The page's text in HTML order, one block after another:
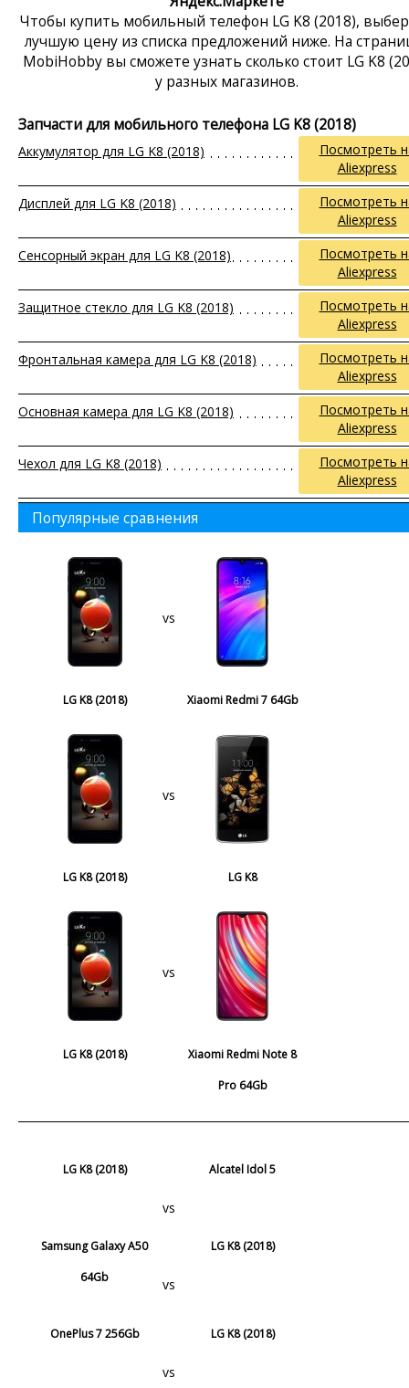
Чтобы купить мобильный телефон LG K8 (2018),
лучшую цену из списка предложений ниже. На
MobiHobby вы сможете узнать сколько стоит LG K8
у разных магазинов.
Запчасти для мобильного телефона LG K8 (2018)
Аккумулятор для LG K8 (2018)
Посмотреть
Aliexpress
Дисплей для LG K8 (2018)
Посмотреть
Aliexpress
Сенсорный экран для LG K8 (2018)
Посмотреть
Aliexpress
Защитное стекло для LG K8 (2018)
Посмотреть
Aliexpress
Фронтальная камера для LG K8 (2018)
Посмотреть
Aliexpress
Основная камера для LG K8 (2018)
Посмотреть
Aliexpress
Чехол для LG K8 (2018)
Посмотреть
Aliexpress
Популярные сравнения
LG K8 (2018)
vs
Xiaomi Redmi 7 64Gb
LG K8 (2018)
vs
LG K8
LG K8 (2018)
vs
Xiaomi Redmi Note 8
Pro 64Gb
LG K8 (2018)
vs
Alcatel Idol 5
Samsung Galaxy A50
64Gb
vs
LG K8 (2018)
OnePlus 7 256Gb
vs
LG K8 (2018)